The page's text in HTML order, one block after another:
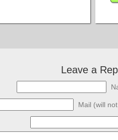
Leave a
Mail (will